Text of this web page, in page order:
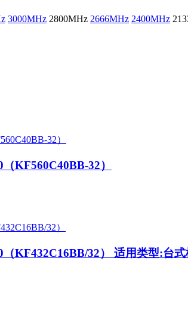
3000MHz 2800MHz 2666MHz 2400MHz
KF560C40BB-32）
KF432C16BB/32） 适用类型:台